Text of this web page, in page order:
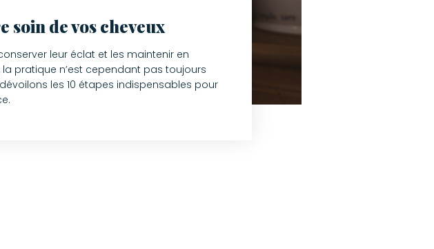
soin de vos cheveux
leur éclat et les maintenir en
pratique n’est cependant pas toujours
les 10 étapes indispensables pour